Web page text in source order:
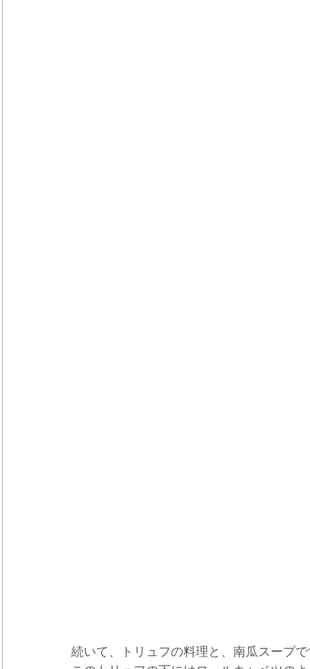
続いて、トリュフの料理と、南瓜スープ